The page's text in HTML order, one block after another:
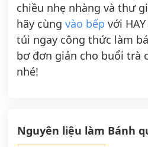
chiều nhẹ nhàng và thư
hãy cùng vào bếp với
túi ngay công thức làm
bơ đơn giản cho buổi trà
nhé!
Nguyên liệu làm Bánh